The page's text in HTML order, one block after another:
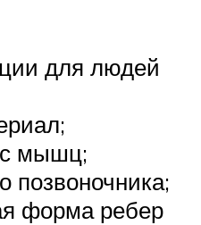
для людей
мышц;
позвоночника;
форма ребер